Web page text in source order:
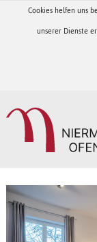
Cookies helfen uns
unserer Dienste